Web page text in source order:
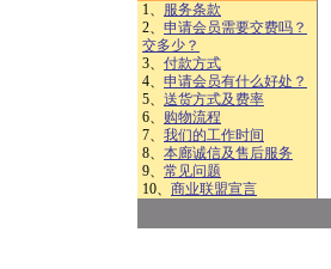
1、 服务条款
2、 申请会员需要交费吗？
交多少？
3、 付款方式
4、 申请会员有什么好处？
5、 送货方式及费率
6、 购物流程
7、 我们的工作时间
8、 本廊诚信及售后服务
9、 常见问题
10、 商业联盟宣言